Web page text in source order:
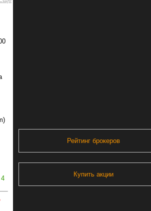
4
Рейтинг брокеров
Купить акции